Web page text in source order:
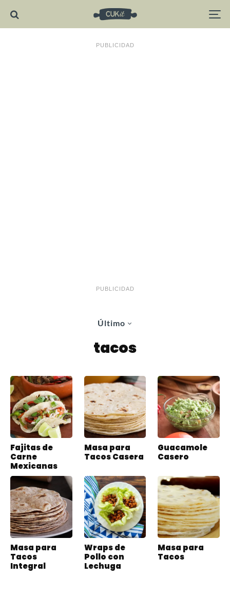
PUBLICIDAD
PUBLICIDAD
Último
tacos
Fajitas de
Carne
Mexicanas
Masa para
Tacos Casera
Guacamole
Casero
Masa para
Tacos
Integral
Wraps de
Pollo con
Lechuga
Masa para
Tacos